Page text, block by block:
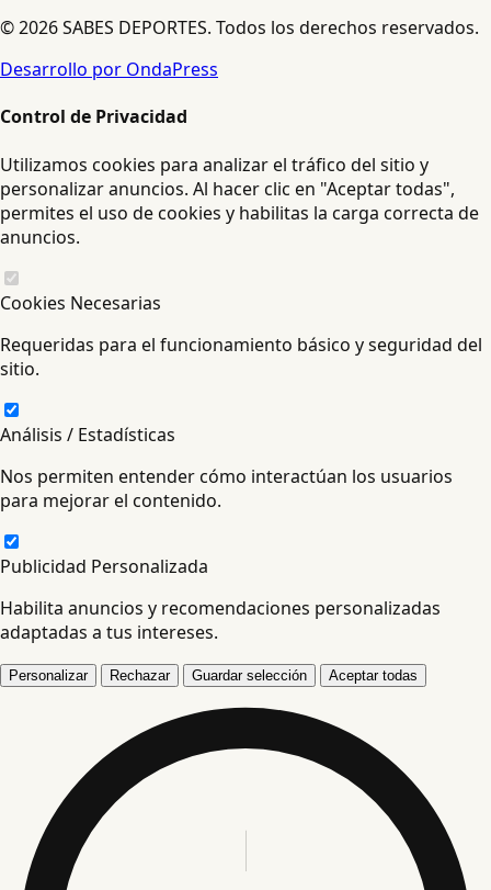
© 2026 SABES DEPORTES. Todos los derechos reservados.
Desarrollo por OndaPress
Control de Privacidad
Utilizamos cookies para analizar el tráfico del sitio y
personalizar anuncios. Al hacer clic en "Aceptar todas",
permites el uso de cookies y habilitas la carga correcta de
anuncios.
Cookies Necesarias
Requeridas para el funcionamiento básico y seguridad del
sitio.
Análisis / Estadísticas
Nos permiten entender cómo interactúan los usuarios
para mejorar el contenido.
Publicidad Personalizada
Habilita anuncios y recomendaciones personalizadas
adaptadas a tus intereses.
Personalizar Rechazar Guardar selección Aceptar todas